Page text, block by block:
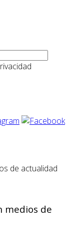
medios de